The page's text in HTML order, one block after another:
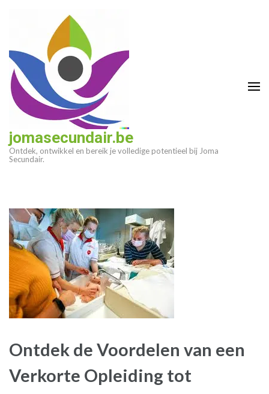
(druk
enter)
jomasecundair.be
Ontdek, ontwikkel en bereik je volledige potentieel bij Joma
Secundair.
Ontdek de Voordelen van een
Verkorte Opleiding tot